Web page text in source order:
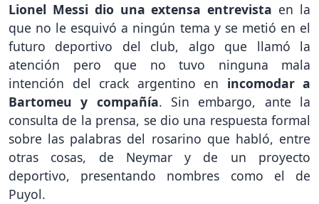
Lionel Messi dio una extensa entrevista en la
que no le esquivó a ningún tema y se metió en el
futuro deportivo del club, algo que llamó la
atención pero que no tuvo ninguna mala
intención del crack argentino en incomodar a
Bartomeu y compañía. Sin embargo, ante la
consulta de la prensa, se dio una respuesta formal
sobre las palabras del rosarino que habló, entre
otras cosas, de Neymar y de un proyecto
deportivo, presentando nombres como el de
Puyol.